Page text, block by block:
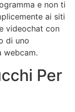
e non ti
ai siti
videochat con
di uno
webcam.
Per